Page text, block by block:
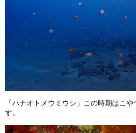
「ハナオトメウミウシ」この時期はこ
す。